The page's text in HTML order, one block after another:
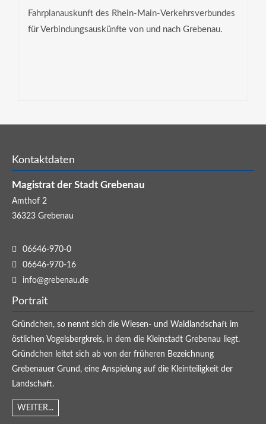
Fahrplanauskunft des Rhein-Main-Verkehrsverbundes
für Verbindungsauskünfte von und nach Grebenau.
Kontaktdaten
Magistrat der Stadt Grebenau
Amthof 2
36323 Grebenau
06646-970-0
06646-970-16
info@grebenau.de
Portrait
Gründchen, so nennt sich die Wiesen- und Waldlandschaft im
östlichen Vogelsbergkreis, in dem die Kleinstadt Grebenau liegt.
Gründchen leitet sich ab von der früheren Bezeichnung
Grebenauer Grund, eine Anspielung auf die Kleinteiligkeit der
Landschaft.
WEITER...